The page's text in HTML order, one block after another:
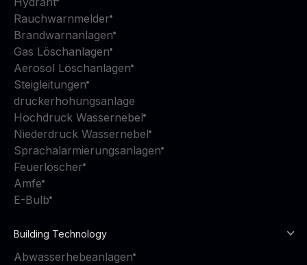
Rauchwarnmelder
Brandwarnanlagen
Gas Löschanlagen
Aerosol Löschanlagen
Steigleitungen
druckerhohungsanlage
Hochdruck Wassernebel
Niederdruck Wassernebel
Sprachalarmierungsanlagen
Feuerlöscher
Amfe
E-Bulb
Building Technology
Abwasserhebeanlagen